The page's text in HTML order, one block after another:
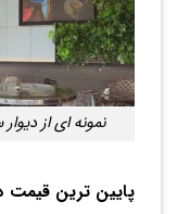
نمونه ای از
پایین ترین قیمت